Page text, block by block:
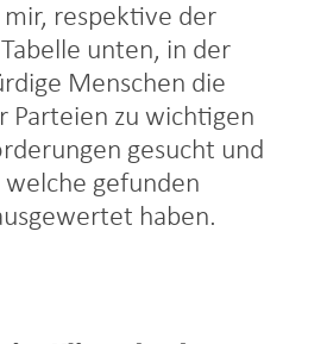
respektive der
unten, in der
Menschen die
Parteien zu wichtigen
gesucht und
welche gefunden
haben.